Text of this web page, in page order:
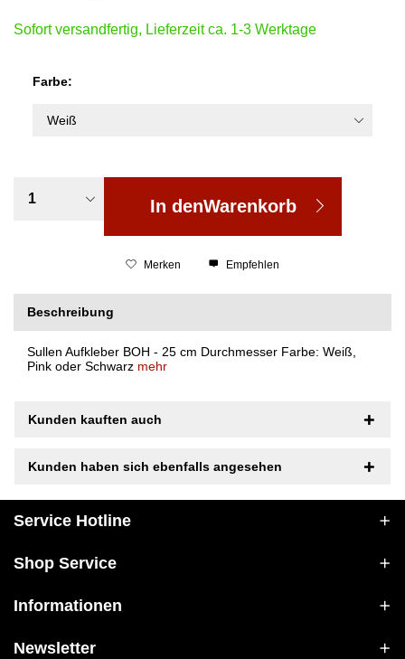
Sofort versandfertig, Lieferzeit ca. 1-3 Werktage
Farbe:
In denWarenkorb
Merken Empfehlen
Beschreibung
Sullen Aufkleber BOH - 25 cm Durchmesser Farbe: Weiß,
Pink oder Schwarz mehr
Kunden kauften auch
Kunden haben sich ebenfalls angesehen
Service Hotline
Shop Service
Informationen
Newsletter